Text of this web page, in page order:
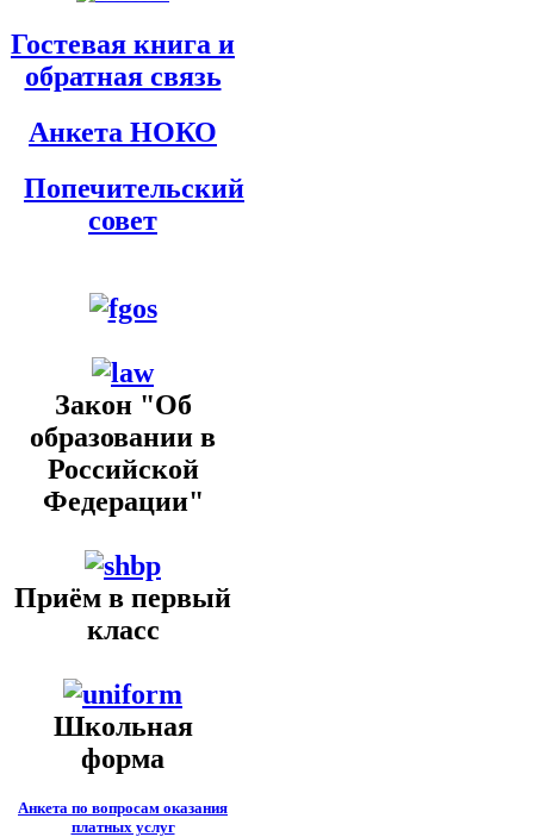
Гостевая книга и
обратная связь
Анкета НОКО
Попечительский
совет
Закон "Об
образовании в
Российской
Федерации"
Приём в первый
класс
Школьная
форма
Анкета по вопросам оказания
платных услуг